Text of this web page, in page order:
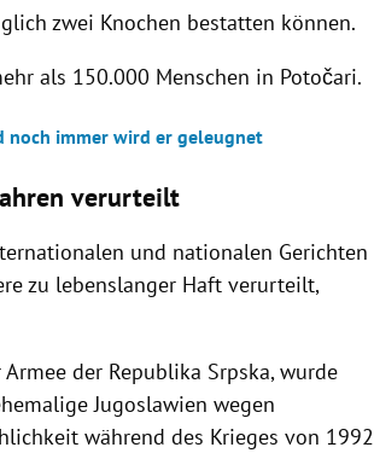
zwei Knochen bestatten können.
als 150.000 Menschen in Potočari.
noch immer wird er geleugnet
verurteilt
und nationalen Gerichten
zu lebenslanger Haft verurteilt,
der Republika Srpska, wurde
Jugoslawien wegen
während des Krieges von 1992